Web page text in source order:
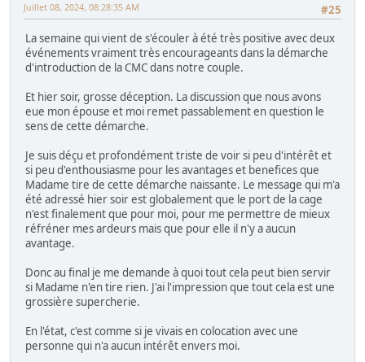
#25
Juillet 08, 2024, 08:28:35 AM
La semaine qui vient de s'écouler à été très positive avec deux
événements vraiment très encourageants dans la démarche
d'introduction de la CMC dans notre couple.
Et hier soir, grosse déception. La discussion que nous avons
eue mon épouse et moi remet passablement en question le
sens de cette démarche.
Je suis déçu et profondément triste de voir si peu d'intérêt et
si peu d'enthousiasme pour les avantages et benefices que
Madame tire de cette démarche naissante. Le message qui m'a
été adressé hier soir est globalement que le port de la cage
n'est finalement que pour moi, pour me permettre de mieux
réfréner mes ardeurs mais que pour elle il n'y a aucun
avantage.
Donc au final je me demande à quoi tout cela peut bien servir
si Madame n'en tire rien. J'ai l'impression que tout cela est une
grossière supercherie.
En l'état, c'est comme si je vivais en colocation avec une
personne qui n'a aucun intérêt envers moi.